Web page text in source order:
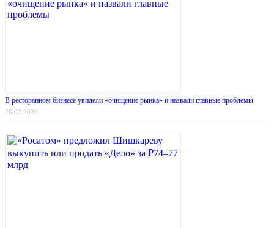
В ресторанном бизнесе увидели «очищение рынка» и назвали главные проблемы
26.02.2026